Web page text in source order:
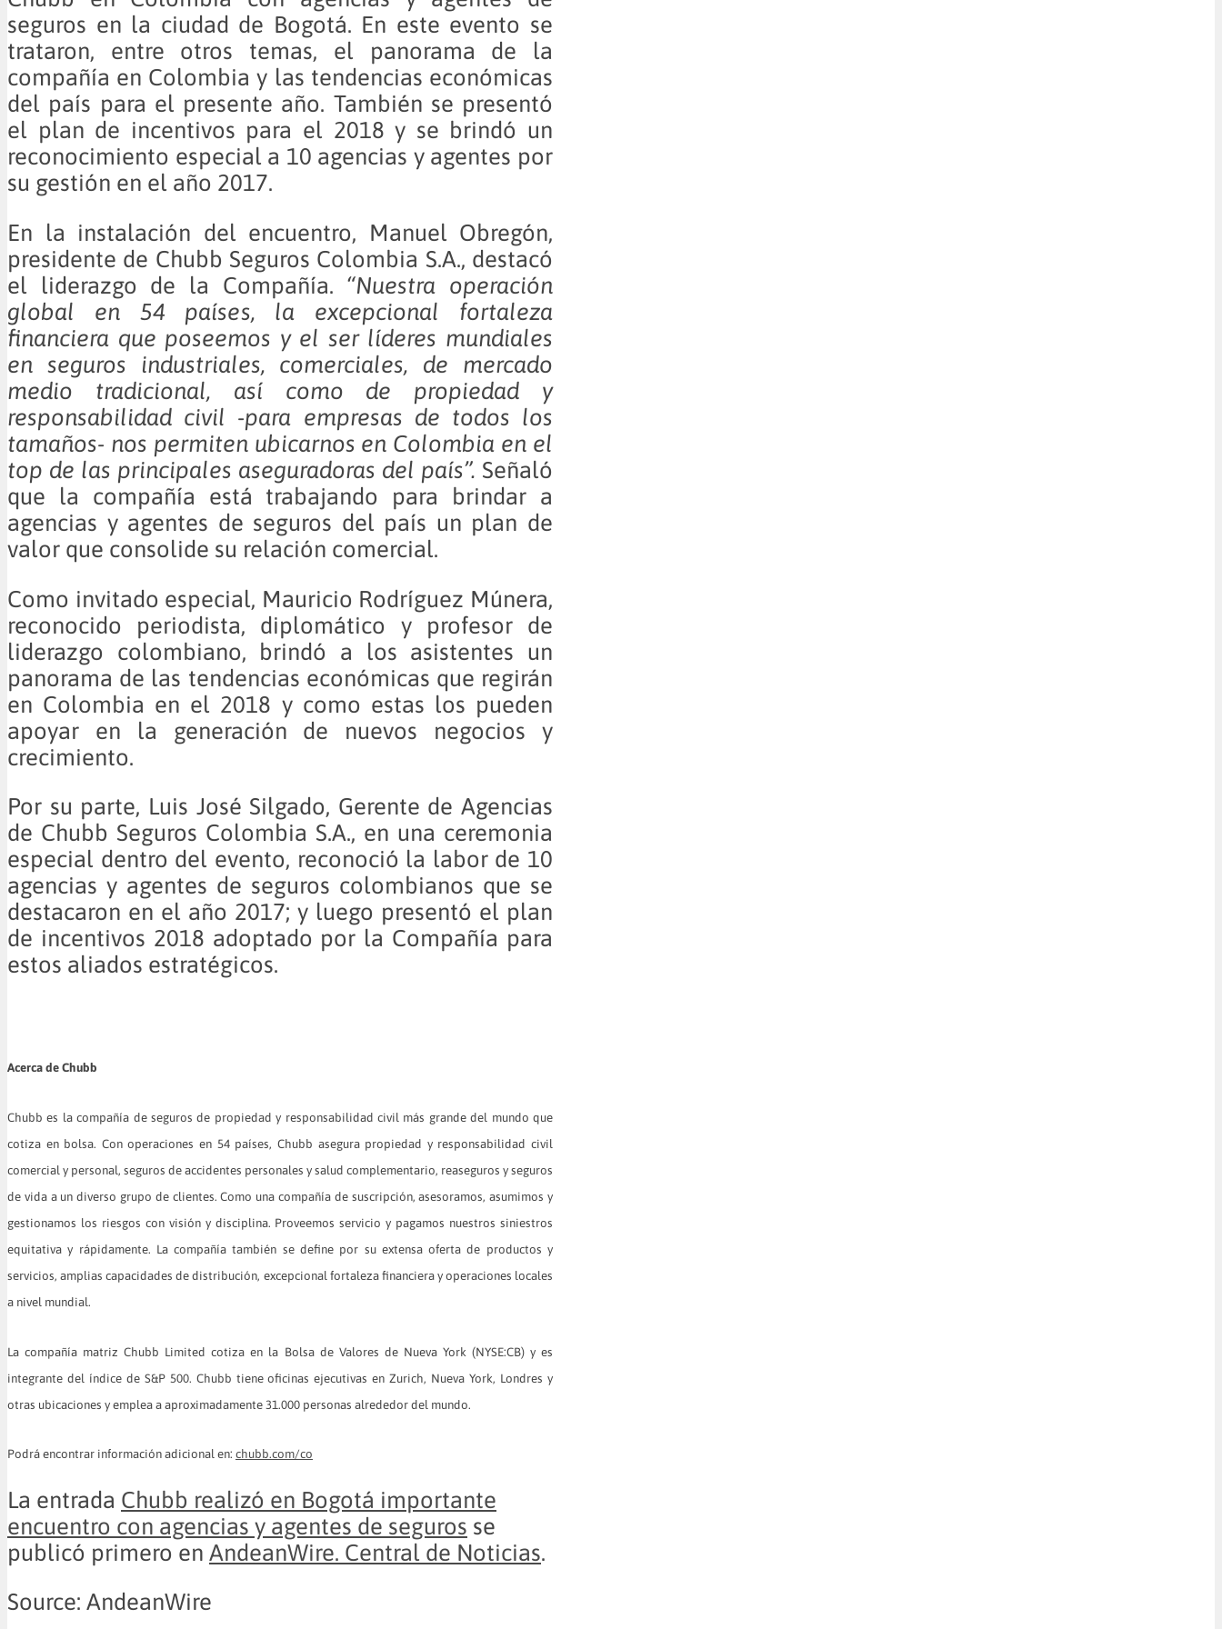
seguros en la ciudad de Bogotá. En este evento se
trataron, entre otros temas, el panorama de la
compañía en Colombia y las tendencias económicas
del país para el presente año. También se presentó
el plan de incentivos para el 2018 y se brindó un
reconocimiento especial a 10 agencias y agentes por
su gestión en el año 2017.
En la instalación del encuentro, Manuel Obregón,
presidente de Chubb Seguros Colombia S.A., destacó
el liderazgo de la Compañía. “Nuestra operación
global en 54 países, la excepcional fortaleza
financiera que poseemos y el ser líderes mundiales
en seguros industriales, comerciales, de mercado
medio tradicional, así como de propiedad y
responsabilidad civil -para empresas de todos los
tamaños- nos permiten ubicarnos en Colombia en el
top de las principales aseguradoras del país”. Señaló
que la compañía está trabajando para brindar a
agencias y agentes de seguros del país un plan de
valor que consolide su relación comercial.
Como invitado especial, Mauricio Rodríguez Múnera,
reconocido periodista, diplomático y profesor de
liderazgo colombiano, brindó a los asistentes un
panorama de las tendencias económicas que regirán
en Colombia en el 2018 y como estas los pueden
apoyar en la generación de nuevos negocios y
crecimiento.
Por su parte, Luis José Silgado, Gerente de Agencias
de Chubb Seguros Colombia S.A., en una ceremonia
especial dentro del evento, reconoció la labor de 10
agencias y agentes de seguros colombianos que se
destacaron en el año 2017; y luego presentó el plan
de incentivos 2018 adoptado por la Compañía para
estos aliados estratégicos.
Acerca de Chubb
Chubb es la compañía de seguros de propiedad y responsabilidad civil más grande del mundo que
cotiza en bolsa. Con operaciones en 54 países, Chubb asegura propiedad y responsabilidad civil
comercial y personal, seguros de accidentes personales y salud complementario, reaseguros y seguros
de vida a un diverso grupo de clientes. Como una compañía de suscripción, asesoramos, asumimos y
gestionamos los riesgos con visión y disciplina. Proveemos servicio y pagamos nuestros siniestros
equitativa y rápidamente. La compañía también se define por su extensa oferta de productos y
servicios, amplias capacidades de distribución, excepcional fortaleza financiera y operaciones locales
a nivel mundial.
La compañía matriz Chubb Limited cotiza en la Bolsa de Valores de Nueva York (NYSE:CB) y es
integrante del índice de S&P 500. Chubb tiene oficinas ejecutivas en Zurich, Nueva York, Londres y
otras ubicaciones y emplea a aproximadamente 31.000 personas alrededor del mundo.
Podrá encontrar información adicional en: chubb.com/co
La entrada Chubb realizó en Bogotá importante
encuentro con agencias y agentes de seguros se
publicó primero en AndeanWire. Central de Noticias.
Source: AndeanWire